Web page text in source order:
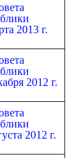
2013 г.
2012 г.
2012 г.